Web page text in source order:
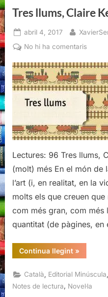
Tres llums, Claire
Posted
on
abril 4, 2017 By
No hi ha comentarisa
llums,
Claire
Lectures: 96 Tres llums,
(molt) més En el món
l’art (i, en realitat, en la
molts els que creuen
com més gran, com més
quantitat (de pàgines, en
Continua llegint“Tres
llums,
Keegan”
»
Català Editorial Minúscula
Notes de lectura, Novel·la